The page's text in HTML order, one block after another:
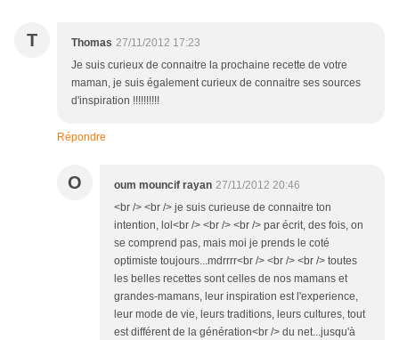
T Thomas 27/11/2012 17:23
Je suis curieux de connaitre la prochaine recette de votre
maman, je suis également curieux de connaitre ses sources
d'inspiration !!!!!!!!!!
Répondre
O oum mouncif rayan 27/11/2012 20:46
<br /> <br /> je suis curieuse de connaitre ton
intention, lol<br /> <br /> <br /> par écrit, des fois, on
se comprend pas, mais moi je prends le coté
optimiste toujours...mdrrrr<br /> <br /> <br /> toutes
les belles recettes sont celles de nos mamans et
grandes-mamans, leur inspiration est l'experience,
leur mode de vie, leurs traditions, leurs cultures, tout
est différent de la génération<br /> du net...jusqu'à